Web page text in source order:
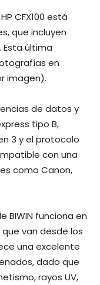
CFX100 está
que incluyen
Esta última
en
imagen).
de datos y
tipo B,
3 y el protocolo
con una
como Canon,
BIWIN funciona en
van desde los
una excelente
dado que
rayos UV,